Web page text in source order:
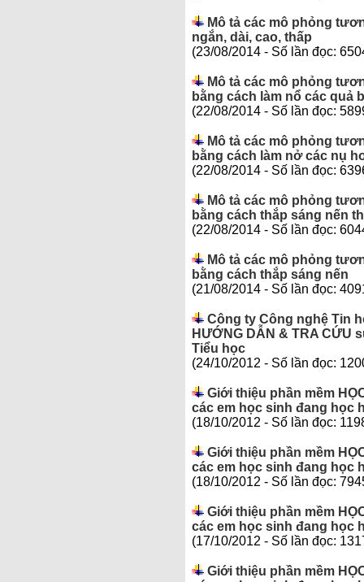
Mô tả các mô phỏng
ngắn, dài, cao, thấp
(23/08/2014 - Số lần đọc:
Mô tả các mô phỏng
bằng cách làm nổ các quả
(22/08/2014 - Số lần đọc:
Mô tả các mô phỏng
bằng cách làm nở các nụ
(22/08/2014 - Số lần đọc:
Mô tả các mô phỏng
bằng cách thắp sáng nến
(22/08/2014 - Số lần đọc:
Mô tả các mô phỏng
bằng cách thắp sáng nến
(21/08/2014 - Số lần đọc:
Công ty Công nghệ Tin
HƯỚNG DẪN & TRA CỨU
Tiểu học
(24/10/2012 - Số lần đọc:
Giới thiệu phần mềm
các em học sinh đang học
(18/10/2012 - Số lần đọc:
Giới thiệu phần mềm
các em học sinh đang học
(18/10/2012 - Số lần đọc:
Giới thiệu phần mềm
các em học sinh đang học
(17/10/2012 - Số lần đọc:
Giới thiệu phần mềm